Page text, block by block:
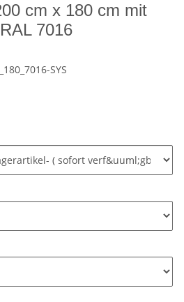
cm x 180 cm mit
7016
SYS